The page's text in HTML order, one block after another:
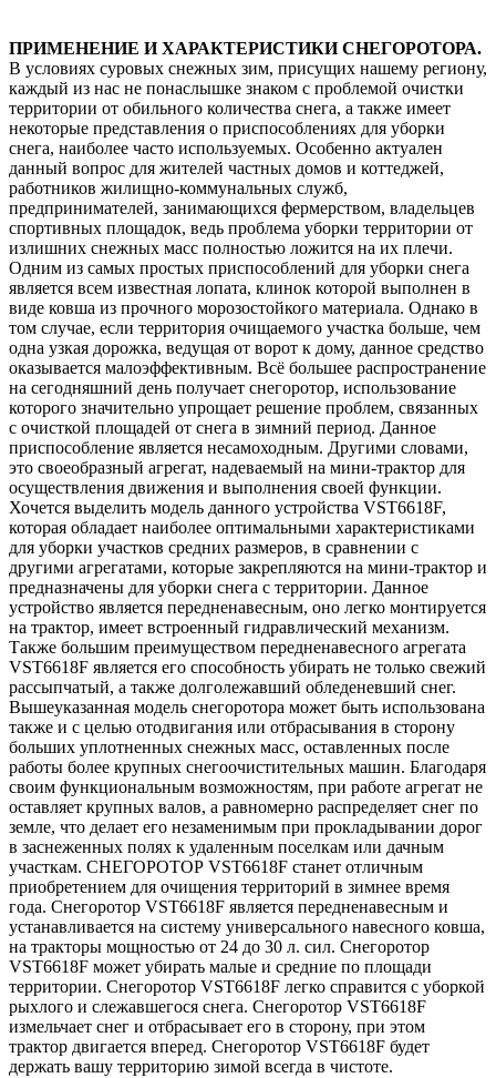
ПРИМЕНЕНИЕ И ХАРАКТЕРИСТИКИ СНЕГОРОТОРА.
В условиях суровых снежных зим, присущих нашему региону,
каждый из нас не понаслышке знаком с проблемой очистки
территории от обильного количества снега, а также имеет
некоторые представления о приспособлениях для уборки
снега, наиболее часто используемых. Особенно актуален
данный вопрос для жителей частных домов и коттеджей,
работников жилищно-коммунальных служб,
предпринимателей, занимающихся фермерством, владельцев
спортивных площадок, ведь проблема уборки территории от
излишних снежных масс полностью ложится на их плечи.
Одним из самых простых приспособлений для уборки снега
является всем известная лопата, клинок которой выполнен в
виде ковша из прочного морозостойкого материала. Однако в
том случае, если территория очищаемого участка больше, чем
одна узкая дорожка, ведущая от ворот к дому, данное средство
оказывается малоэффективным. Всё большее распространение
на сегодняшний день получает снегоротор, использование
которого значительно упрощает решение проблем, связанных
с очисткой площадей от снега в зимний период. Данное
приспособление является несамоходным. Другими словами,
это своеобразный агрегат, надеваемый на мини-трактор для
осуществления движения и выполнения своей функции.
Хочется выделить модель данного устройства VST6618F,
которая обладает наиболее оптимальными характеристиками
для уборки участков средних размеров, в сравнении с
другими агрегатами, которые закрепляются на мини-трактор и
предназначены для уборки снега с территории. Данное
устройство является передненавесным, оно легко монтируется
на трактор, имеет встроенный гидравлический механизм.
Также большим преимуществом передненавесного агрегата
VST6618F является его способность убирать не только свежий
рассыпчатый, а также долголежавший обледеневший снег.
Вышеуказанная модель снегоротора может быть использована
также и с целью отодвигания или отбрасывания в сторону
больших уплотненных снежных масс, оставленных после
работы более крупных снегоочистительных машин. Благодаря
своим функциональным возможностям, при работе агрегат не
оставляет крупных валов, а равномерно распределяет снег по
земле, что делает его незаменимым при прокладывании дорог
в заснеженных полях к удаленным поселкам или дачным
участкам. СНЕГОРОТОР VST6618F станет отличным
приобретением для очищения территорий в зимнее время
года. Снегоротор VST6618F является передненавесным и
устанавливается на систему универсального навесного ковша,
на тракторы мощностью от 24 до 30 л. сил. Снегоротор
VST6618F может убирать малые и средние по площади
территории. Снегоротор VST6618F легко справится с уборкой
рыхлого и слежавшегося снега. Снегоротор VST6618F
измельчает снег и отбрасывает его в сторону, при этом
трактор двигается вперед. Снегоротор VST6618F будет
держать вашу территорию зимой всегда в чистоте.